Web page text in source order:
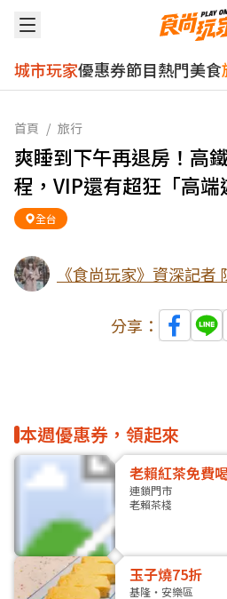
城市玩家優惠券節目熱門美食
首頁 / 旅行
爽睡到下午再退房！高
程，VIP還有超狂「高端
全台
《食尚玩家》資深記者
分享：
本週優惠券，領起來
老賴紅茶免費
連鎖門市
老賴茶棧
玉子燒75折
基隆・安樂區